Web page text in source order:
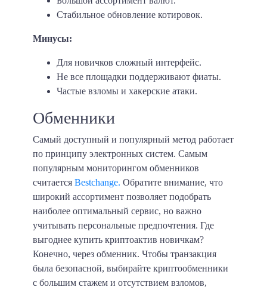
Стабильное обновление котировок.
Минусы:
Для новичков сложный интерфейс.
Не все площадки поддерживают фиаты.
Частые взломы и хакерские атаки.
Обменники
Самый доступный и популярный метод работает
по принципу электронных систем. Самым
популярным мониторингом обменников
считается Bestchange. Обратите внимание, что
широкий ассортимент позволяет подобрать
наиболее оптимальный сервис, но важно
учитывать персональные предпочтения. Где
выгоднее купить криптоактив новичкам?
Конечно, через обменник. Чтобы транзакция
была безопасной, выбирайте криптообменники
с большим стажем и отсутствием взломов,